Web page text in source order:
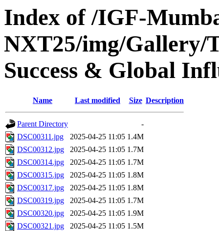
Index of /IGF-
NXT25/img/Gallery/
Success & Global
Name Last modified Size Description
Parent Directory
-
DSC00311.jpg
2025-04-25 11:05 1.4M
DSC00312.jpg
2025-04-25 11:05 1.7M
DSC00314.jpg
2025-04-25 11:05 1.7M
DSC00315.jpg
2025-04-25 11:05 1.8M
DSC00317.jpg
2025-04-25 11:05 1.8M
DSC00319.jpg
2025-04-25 11:05 1.7M
DSC00320.jpg
2025-04-25 11:05 1.9M
DSC00321.jpg
2025-04-25 11:05 1.5M